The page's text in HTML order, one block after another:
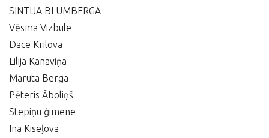
SINTIJA BLUMBERGA
Vēsma Vizbule
Dace Krilova
Lilija Kanaviņa
Maruta Berga
Pēteris Āboliņš
Stepiņu ģimene
Ina Kiseļova